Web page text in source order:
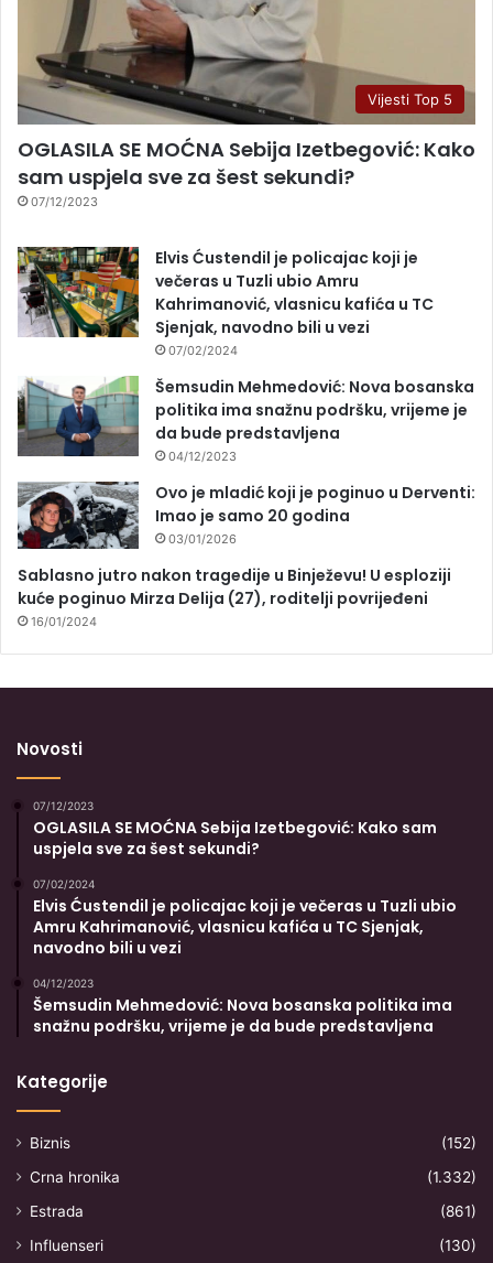
Vijesti Top 5
OGLASILA SE MOĆNA Sebija Izetbegović: Kako
sam uspjela sve za šest sekundi?
07/12/2023
Elvis Ćustendil je policajac koji je
večeras u Tuzli ubio Amru
Kahrimanović, vlasnicu kafića u TC
Sjenjak, navodno bili u vezi
07/02/2024
Šemsudin Mehmedović: Nova bosanska
politika ima snažnu podršku, vrijeme je
da bude predstavljena
04/12/2023
Ovo je mladić koji je poginuo u Derventi:
Imao je samo 20 godina
03/01/2026
Sablasno jutro nakon tragedije u Binježevu! U esploziji
kuće poginuo Mirza Delija (27), roditelji povrijeđeni
16/01/2024
Novosti
07/12/2023
OGLASILA SE MOĆNA Sebija Izetbegović: Kako sam
uspjela sve za šest sekundi?
07/02/2024
Elvis Ćustendil je policajac koji je večeras u Tuzli ubio
Amru Kahrimanović, vlasnicu kafića u TC Sjenjak,
navodno bili u vezi
04/12/2023
Šemsudin Mehmedović: Nova bosanska politika ima
snažnu podršku, vrijeme je da bude predstavljena
Kategorije
Biznis
(152)
Crna hronika
(1.332)
Estrada
(861)
Influenseri
(130)